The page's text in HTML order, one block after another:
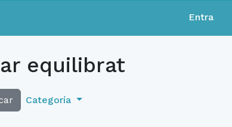
Entra
equilibrat
Categoría